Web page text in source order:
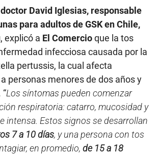
doctor David Iglesias, responsable
para adultos de GSK en Chile,
, explicó a El Comercioque la tos
infecciosa causada por la
pertussis, la cual afecta
personas menores de dos años y
Los síntomas pueden comenzar
respiratoria: catarro, mucosidad y
intensa. Estos signos se desarrollan
7 a 10 días, y una persona con tos
en promedio, de 15 a 18